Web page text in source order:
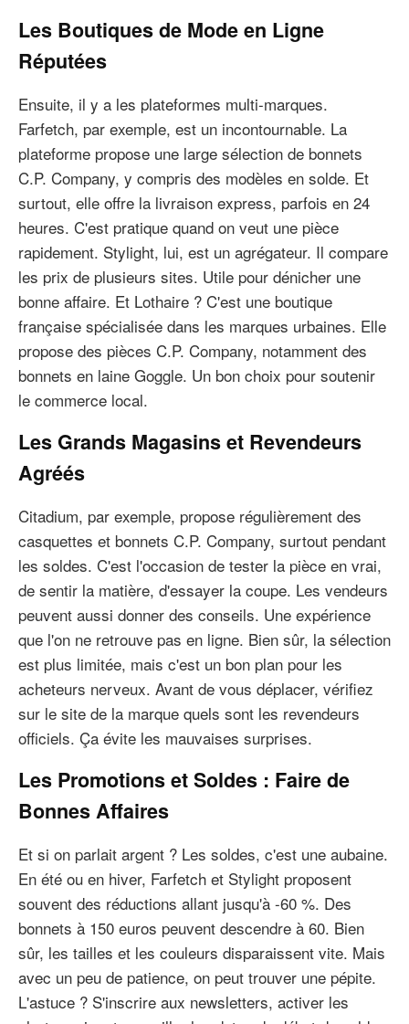
Les Boutiques de Mode en Ligne
Réputées
Ensuite, il y a les plateformes multi-marques.
Farfetch, par exemple, est un incontournable. La
plateforme propose une large sélection de bonnets
C.P. Company, y compris des modèles en solde. Et
surtout, elle offre la livraison express, parfois en 24
heures. C'est pratique quand on veut une pièce
rapidement. Stylight, lui, est un agrégateur. Il compare
les prix de plusieurs sites. Utile pour dénicher une
bonne affaire. Et Lothaire ? C'est une boutique
française spécialisée dans les marques urbaines. Elle
propose des pièces C.P. Company, notamment des
bonnets en laine Goggle. Un bon choix pour soutenir
le commerce local.
Les Grands Magasins et Revendeurs
Agréés
Citadium, par exemple, propose régulièrement des
casquettes et bonnets C.P. Company, surtout pendant
les soldes. C'est l'occasion de tester la pièce en vrai,
de sentir la matière, d'essayer la coupe. Les vendeurs
peuvent aussi donner des conseils. Une expérience
que l'on ne retrouve pas en ligne. Bien sûr, la sélection
est plus limitée, mais c'est un bon plan pour les
acheteurs nerveux. Avant de vous déplacer, vérifiez
sur le site de la marque quels sont les revendeurs
officiels. Ça évite les mauvaises surprises.
Les Promotions et Soldes : Faire de
Bonnes Affaires
Et si on parlait argent ? Les soldes, c'est une aubaine.
En été ou en hiver, Farfetch et Stylight proposent
souvent des réductions allant jusqu'à -60 %. Des
bonnets à 150 euros peuvent descendre à 60. Bien
sûr, les tailles et les couleurs disparaissent vite. Mais
avec un peu de patience, on peut trouver une pépite.
L'astuce ? S'inscrire aux newsletters, activer les